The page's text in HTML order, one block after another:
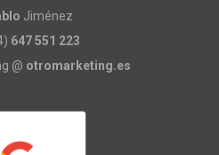
Jiménez
647 551 223
@ otromarketing.es